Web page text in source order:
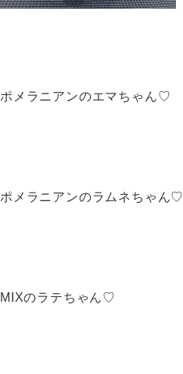
ポメラニアンのエマちゃん♡
ポメラニアンのラムネちゃん♡
MIXのラテちゃん♡